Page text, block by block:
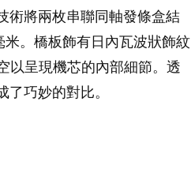
術將兩枚串聯同軸發條盒結
。橋板飾有日內瓦波狀飾紋
以呈現機芯的內部細節。透
巧妙的對比。